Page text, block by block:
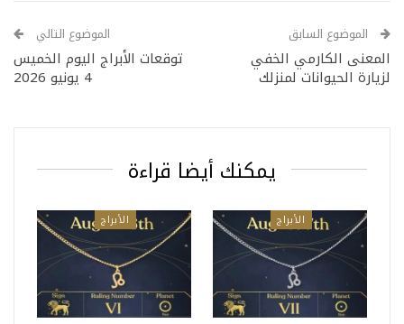
الموضوع السابق
المعنى الكارمي الخفي
لزيارة الحيوانات لمنزلك
الموضوع التالي
توقعات الأبراج اليوم الخميس
4 يونيو 2026
يمكنك أيضا قراءة
الأبراج الأبراج